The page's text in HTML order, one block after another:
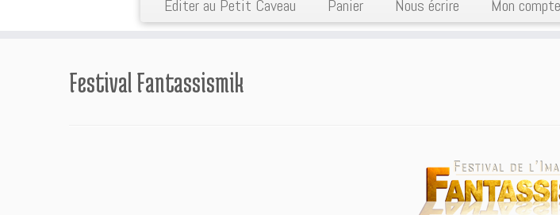
Éditer au Petit Caveau
Panier Nous écrire Mon compte
Festival Fantassismik